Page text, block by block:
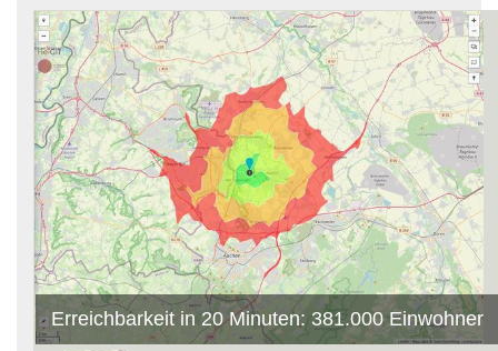
Erreichbarkeit in 20 Minuten: 381.000 Einwohner